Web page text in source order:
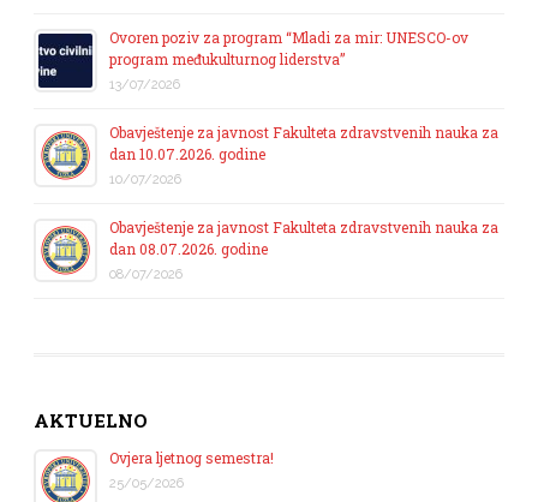
Ovoren poziv za program “Mladi za mir: UNESCO-ov
program međukulturnog liderstva”
13/07/2026
Obavještenje za javnost Fakulteta zdravstvenih nauka za
dan 10.07.2026. godine
10/07/2026
Obavještenje za javnost Fakulteta zdravstvenih nauka za
dan 08.07.2026. godine
08/07/2026
AKTUELNO
Ovjera ljetnog semestra!
25/05/2026